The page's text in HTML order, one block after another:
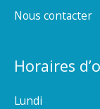
Nous contacter
Horaires
Lundi